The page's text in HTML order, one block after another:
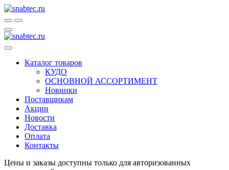
Каталог товаров
КУДО
ОСНОВНОЙ АССОРТИМЕНТ
Новинки
Поставщикам
Акции
Новости
Доставка
Оплата
Контакты
Цены и заказы доступны только для авторизованных